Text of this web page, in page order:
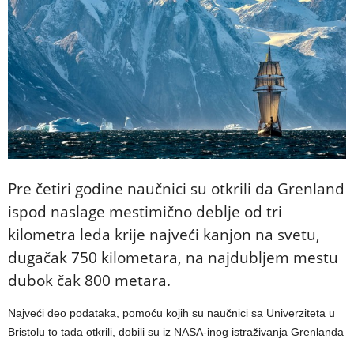
Pre četiri godine naučnici su otkrili da Grenland
ispod naslage mestimično deblje od tri
kilometra leda krije najveći kanjon na svetu,
dugačak 750 kilometara, na najdubljem mestu
dubok čak 800 metara.
Najveći deo podataka, pomoću kojih su naučnici sa Univerziteta u
Bristolu to tada otkrili, dobili su iz NASA-inog istraživanja Grenlanda